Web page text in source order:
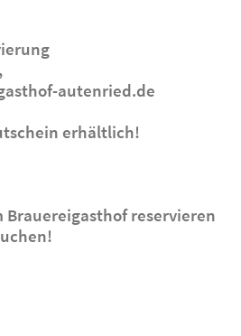
autenried.de
erhältlich!
Brauereigasthof reservieren